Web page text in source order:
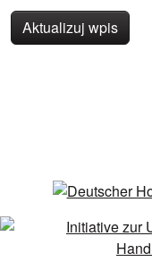
Aktualizuj wpis